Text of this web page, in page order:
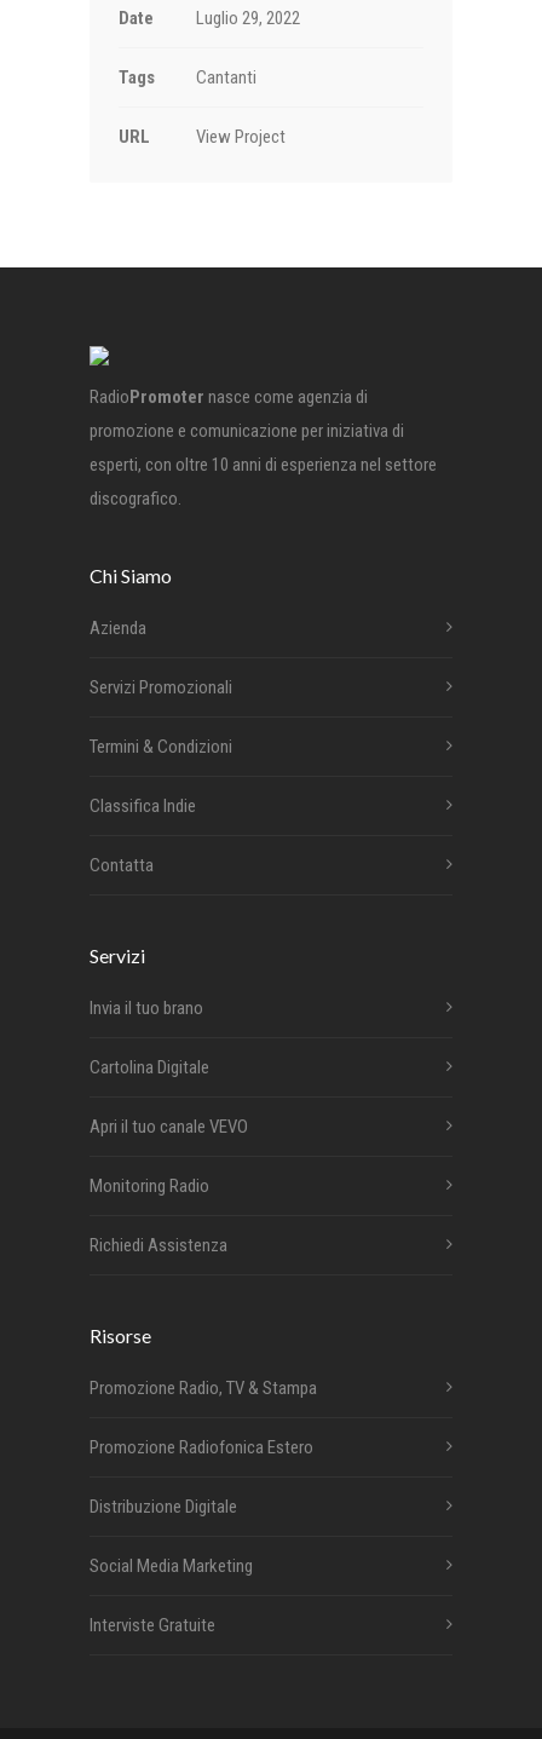
Date Luglio 29, 2022
Tags Cantanti
URL View Project
RadioPromoter nasce come agenzia di
promozione e comunicazione per iniziativa di
esperti, con oltre 10 anni di esperienza nel settore
discografico.
Chi Siamo
Azienda
Servizi Promozionali
Termini & Condizioni
Classifica Indie
Contatta
Servizi
Invia il tuo brano
Cartolina Digitale
Apri il tuo canale VEVO
Monitoring Radio
Richiedi Assistenza
Risorse
Promozione Radio, TV & Stampa
Promozione Radiofonica Estero
Distribuzione Digitale
Social Media Marketing
Interviste Gratuite